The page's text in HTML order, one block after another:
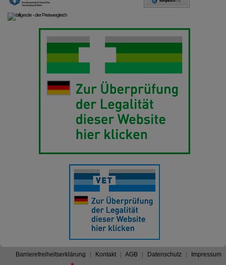
Barrierefreiheitserklärung Kontakt AGB Datenschutz Impressum